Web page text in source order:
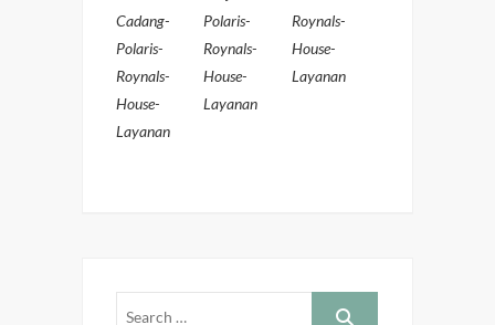
Cadang-
Polaris-
Roynals-
House-
Layanan
Polaris-
Roynals-
House-
Layanan
Roynals-
House-
Layanan